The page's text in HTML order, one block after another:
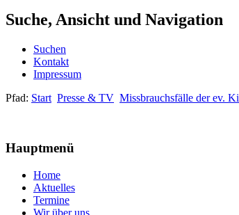
Suche, Ansicht und Navigation
Suchen
Kontakt
Impressum
Pfad: Start Presse & TV Missbrauchsfälle der ev.
Hauptmenü
Home
Aktuelles
Termine